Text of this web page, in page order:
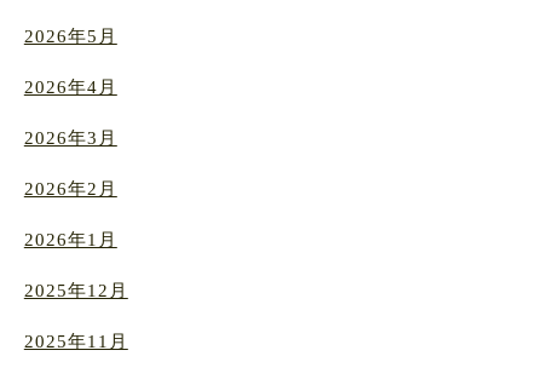
2026年5月
2026年4月
2026年3月
2026年2月
2026年1月
2025年12月
2025年11月